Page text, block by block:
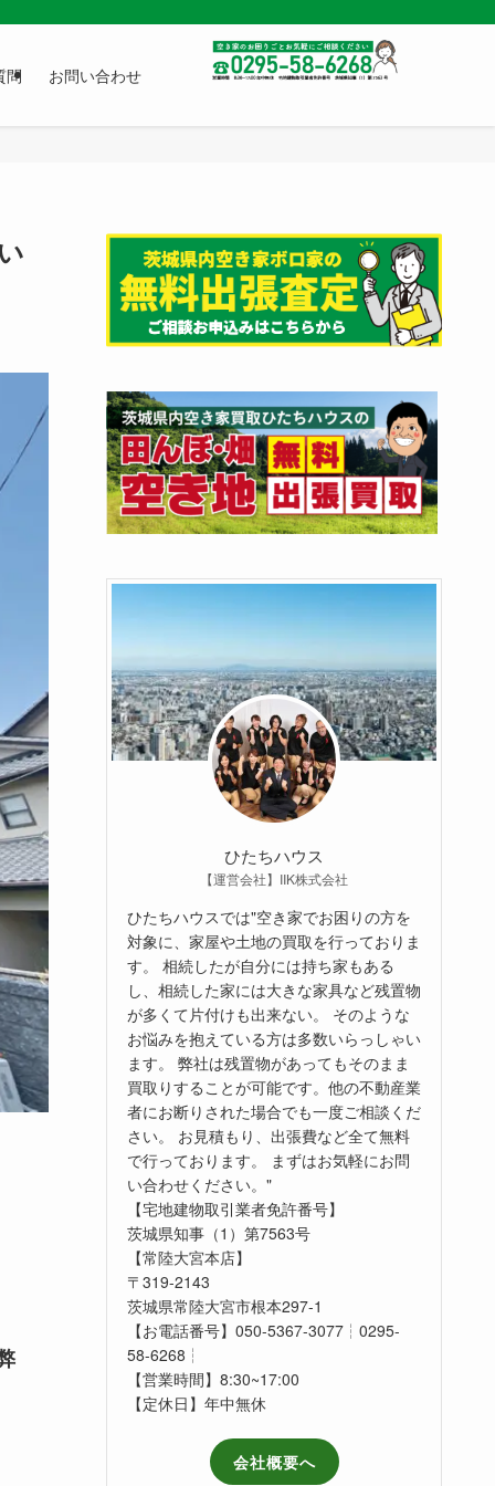
問 お問い合わせ
ひたちハウス
【運営会社】IIK株式会社
ひたちハウスでは"空き家でお困りの方を
対象に、家屋や土地の買取を行っておりま
す。 相続したが自分には持ち家もある
し、相続した家には大きな家具など残置物
が多くて片付けも出来ない。 そのような
お悩みを抱えている方は多数いらっしゃい
ます。 弊社は残置物があってもそのまま
買取りすることが可能です。他の不動産業
者にお断りされた場合でも一度ご相談くだ
さい。 お見積もり、出張費など全て無料
で行っております。 まずはお気軽にお問
い合わせください。"
【宅地建物取引業者免許番号】
茨城県知事（1）第7563号
【常陸大宮本店】
〒319-2143
茨城県常陸大宮市根本297-1
【お電話番号】050-5367-3077┆0295-
58-6268┆
【営業時間】8:30~17:00
【定休日】年中無休
会社概要へ